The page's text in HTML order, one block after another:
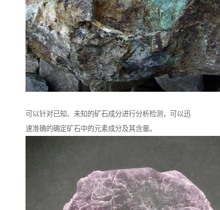
可以针对已知、未知的矿石成分进行分析检测，可以迅
速准确的确定矿石中的元素成分及其含量。